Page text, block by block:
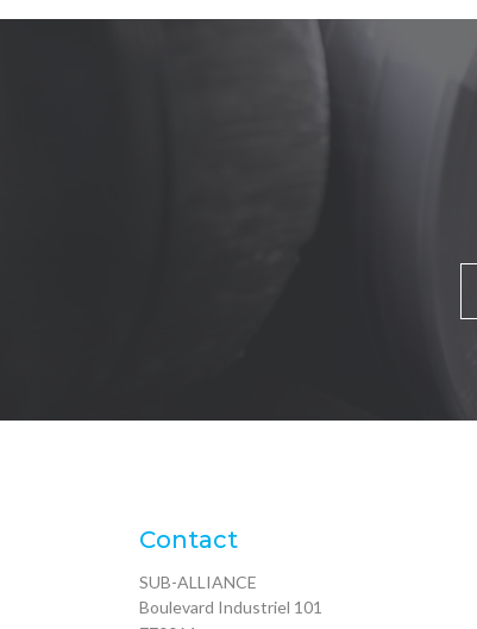
Contact
SUB-ALLIANCE
Boulevard Industriel 101